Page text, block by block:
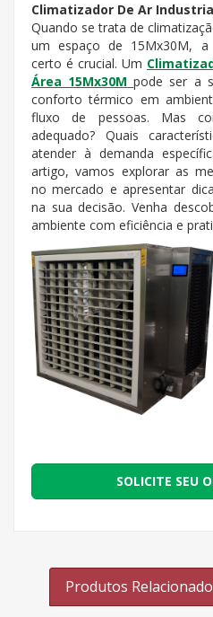
Climatizador De Ar
Quando se trata de
um espaço de 15Mx30M,
certo é crucial. Um
Área 15Mx30M pode ser a
conforto térmico em
fluxo de pessoas. Mas
adequado? Quais
atender à demanda
artigo, vamos explorar as
no mercado e apresentar
na sua decisão. Venha
ambiente com eficiência e
SOLICITE SEU
Produtos